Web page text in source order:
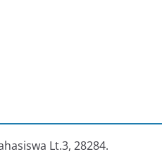
Lt.3, 28284.